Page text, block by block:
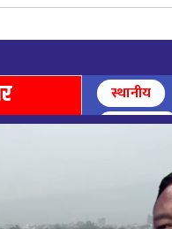
अघि
माताको दर्शन गरि,
जगज्जननी
स्थानीय
अन्तर्राष्ट्रिय